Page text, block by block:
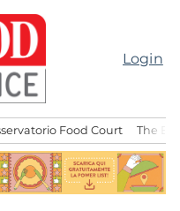
Login
Food Court The